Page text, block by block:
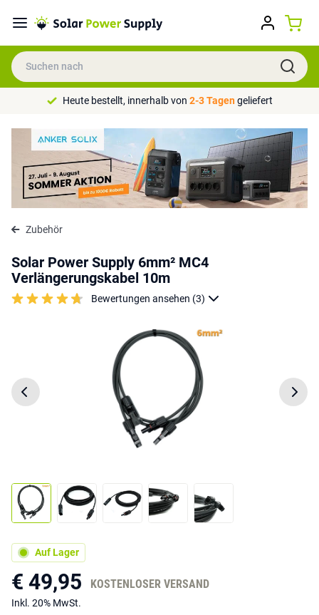
Heute bestellt, innerhalb von 2-3 Tagengeliefert
Zubehör
Solar Power Supply 6mm² MC4
Verlängerungskabel 10m
Bewertungen ansehen (3)
Auf Lager
€ 49,95 KOSTENLOSER VERSAND
Inkl. 20% MwSt.